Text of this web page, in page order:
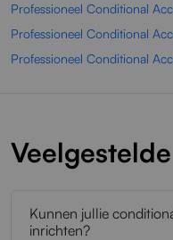
Professioneel Conditional
Professioneel Conditional
Professioneel Conditional
Kunnen jullie
inrichten?